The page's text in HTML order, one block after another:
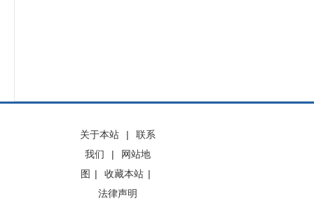
关于本站 |
联系
我们
|
网站地
图 | 收藏本站 |
法律声明